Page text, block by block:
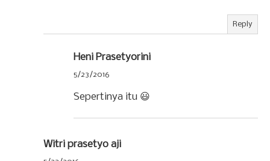
Reply
Heni Prasetyorini
5/23/2016
Sepertinya itu 😃
Witri prasetyo aji